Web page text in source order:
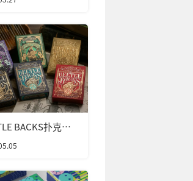
BACKS扑克牌